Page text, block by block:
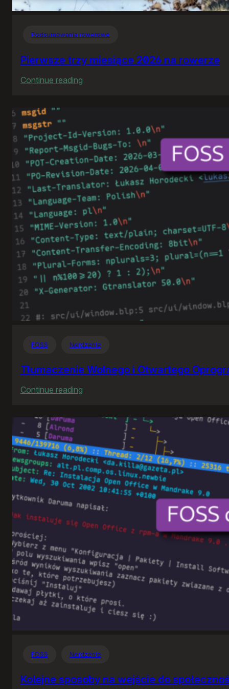
Podsumowania rowerowe
Pierwsze trzy miesiące 2026 na rowerze
Continue reading
2026
na
rowerze
FOSS Nerdzenie
Tłumaczenie Wolnego i Otwartego
Continue reading
Wolnego
Otwartego
Oprogramowania
FOSS Nerdzenie
Kolejne sposoby na wejście do